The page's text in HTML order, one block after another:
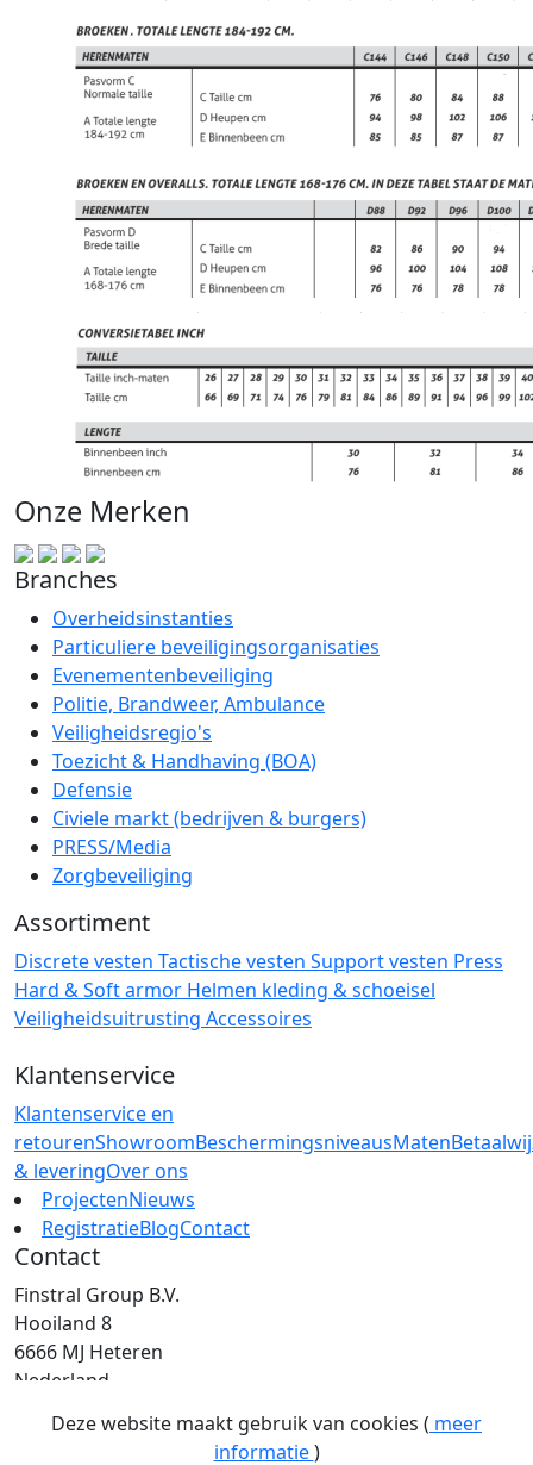
Onze Merken
Branches
Overheidsinstanties
Particuliere beveiligingsorganisaties
Evenementenbeveiliging
Politie, Brandweer, Ambulance
Veiligheidsregio's
Toezicht & Handhaving (BOA)
Defensie
Civiele markt (bedrijven & burgers)
PRESS/Media
Zorgbeveiliging
Assortiment
Discrete vesten Tactische vesten Support vesten Press
Hard & Soft armor Helmen kleding & schoeisel
Veiligheidsuitrusting Accessoires
Klantenservice
Klantenservice en
retourenShowroomBeschermingsniveausMaten
& leveringOver ons
ProjectenNieuws
RegistratieBlogContact
Contact
Finstral Group B.V.
Hooiland 8
6666 MJ Heteren
Nederland
E: info@finstral.nl
Deze website maakt gebruik van cookies ( meer
informatie)